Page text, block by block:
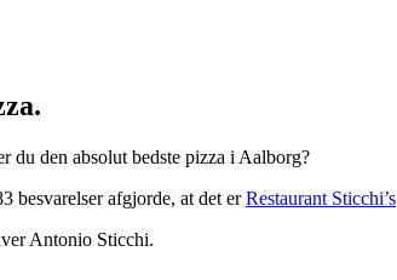
du den absolut bedste pizza i Aalborg?
besvarelser afgjorde, at det erRestaurant Sticchi’s
Antonio Sticchi.